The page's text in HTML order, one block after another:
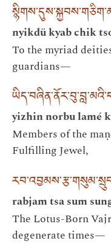
nyikdü kyab chik
To the myriad
guardians—
yizhin norbu lamé
Members of the
Fulfilling Jewel,
rabjam tsa sum
The Lotus-Born
degenerate times—